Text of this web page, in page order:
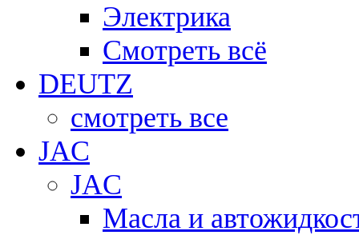
Электрика
Смотреть всё
DEUTZ
смотреть все
JAC
JAC
Масла и